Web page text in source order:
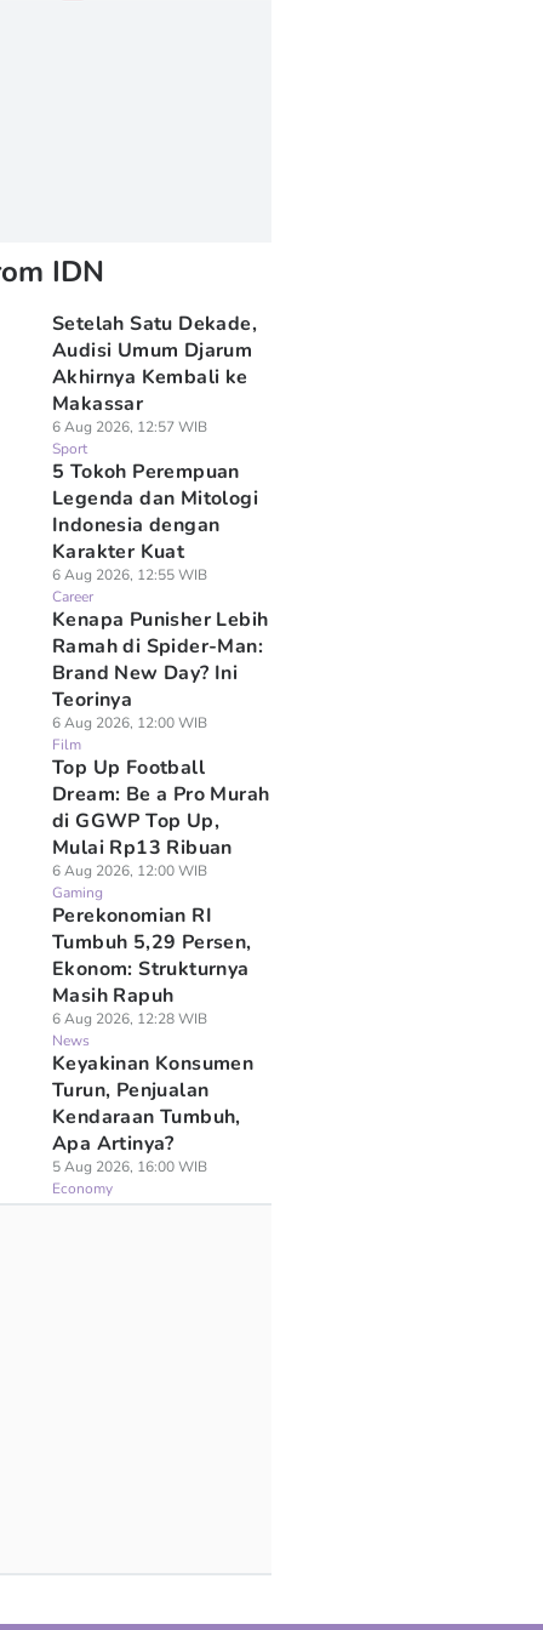
IDN
Setelah Satu Dekade,
Audisi Umum Djarum
Akhirnya Kembali ke
Makassar
6 Aug 2026, 12:57 WIB
Sport
5 Tokoh Perempuan
Legenda dan Mitologi
Indonesia dengan
Karakter Kuat
6 Aug 2026, 12:55 WIB
Career
Kenapa Punisher Lebih
Ramah di Spider-Man:
Brand New Day? Ini
Teorinya
6 Aug 2026, 12:00 WIB
Film
Top Up Football
Dream: Be a Pro Murah
di GGWP Top Up,
Mulai Rp13 Ribuan
6 Aug 2026, 12:00 WIB
Gaming
Perekonomian RI
Tumbuh 5,29 Persen,
Ekonom: Strukturnya
Masih Rapuh
6 Aug 2026, 12:28 WIB
News
Keyakinan Konsumen
Turun, Penjualan
Kendaraan Tumbuh,
Apa Artinya?
5 Aug 2026, 16:00 WIB
Economy